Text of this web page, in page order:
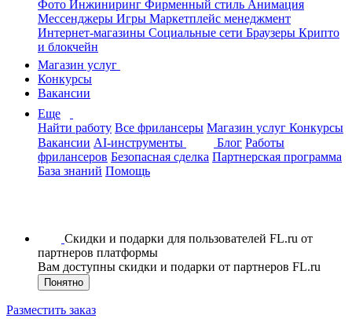
Фото Инжиниринг Фирменный стиль Анимация
Мессенджеры Игры Маркетплейс менеджмент
Интернет-магазины Социальные сети Браузеры Крипто
и блокчейн
Магазин услуг
Конкурсы
Вакансии
Еще
Найти работу Все фрилансеры Магазин услуг Конкурсы
Вакансии AI-инструменты Блог Работы
фрилансеров Безопасная сделка Партнерская программа
База знаний Помощь
Скидки и подарки для пользователей FL.ru от
партнеров платформы
Вам доступны скидки и подарки от партнеров FL.ru
Понятно
Разместить заказ